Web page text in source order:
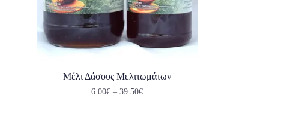
Μέλι Δάσους Μελιτωμάτων
6.00€ –39.50€